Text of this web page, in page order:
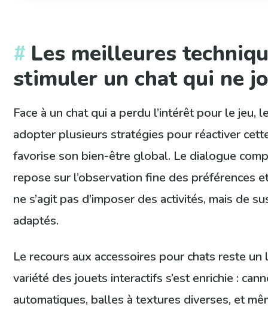
Les meilleures
stimuler un chat qui ne
Face à un chat qui a perdu l’intérêt pour le jeu,
adopter plusieurs stratégies pour réactiver
favorise son bien-être global. Le dialogue
repose sur l’observation fine des préférences
ne s’agit pas d’imposer des activités, mais de
adaptés.
Le recours aux accessoires pour chats reste un
variété des jouets interactifs s’est enrichie :
automatiques, balles à textures diverses, et